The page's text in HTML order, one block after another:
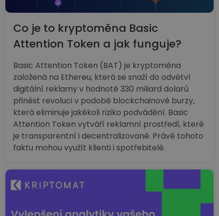
Co je to kryptoměna Basic
Attention Token a jak funguje?
Basic Attention Token (BAT) je kryptoměna
založená na Ethereu, která se snaží do odvětví
digitální reklamy v hodnotě 330 miliard dolarů
přinést revoluci v podobě blockchainové burzy,
která eliminuje jakékoli riziko podvádění. Basic
Attention Token vytváří reklamní prostředí, které
je transparentní i decentralizované. Právě tohoto
faktu mohou využít klienti i spotřebitelé.